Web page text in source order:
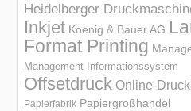
Heidelberger
Inkjet Koenig & Bauer AG
Format Printing
Management Informations­system
Offsetdruck Online-
Papierfabrik Papiergroßhandel